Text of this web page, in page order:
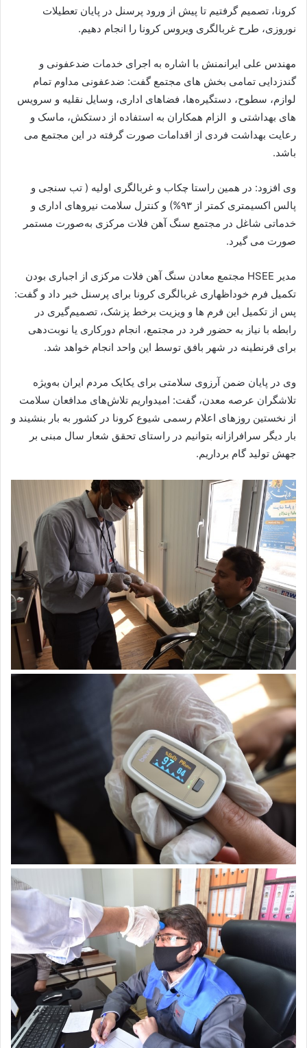
کرونا، تصمیم گرفتیم تا پیش از ورود پرسنل در پایان تعطیلات
نوروزی، طرح غربالگری ویروس کرونا را انجام دهیم.
مهندس علی ایرانمنش با اشاره به اجرای خدمات ضدعفونی و
گندزدایی تمامی بخش های مجتمع گفت: ضدعفونی مداوم تمام
لوازم، سطوح، دستگیره‌ها، فضاهای اداری، وسایل نقلیه و سرویس
های بهداشتی و الزام همکاران به استفاده از دستکش، ماسک و
رعایت بهداشت فردی از اقدامات صورت گرفته در این مجتمع می
باشد.
وی افزود: در همین راستا چکاب و غربالگری اولیه ( تب سنجی و
پالس اکسیمتری کمتر از ۹۳%) و کنترل سلامت نیروهای اداری و
خدماتی شاغل در مجتمع سنگ آهن فلات مرکزی به‌صورت مستمر
صورت می گیرد.
مدیر HSEE مجتمع معادن سنگ آهن فلات مرکزی از اجباری بودن
تکمیل فرم خوداظهاری غربالگری کرونا برای پرسنل خبر داد و گفت:
پس از تکمیل این فرم ها و ویزیت برخط پزشک، تصمیم‌گیری در
رابطه با نیاز به حضور فرد در مجتمع، انجام دورکاری یا نوبت‌دهی
برای قرنطینه در شهر بافق توسط این واحد انجام خواهد شد.
وی در پایان ضمن آرزوی سلامتی برای یکایک مردم ایران به‌ویژه
تلاشگران عرصه معدن، گفت: امیدواریم تلاش‌های مدافعان سلامت
از نخستین روزهای اعلام رسمی شیوع کرونا در کشور به بار بنشیند و
بار دیگر سرافرازانه بتوانیم در راستای تحقق شعار سال مبنی بر
جهش تولید گام برداریم.